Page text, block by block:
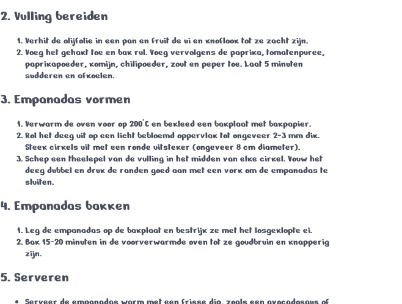
2. Vulling bereiden
Verhit de olijfolie in een pan en fruit de ui en knoflook tot ze zacht zijn.
Voeg het gehakt toe en bak rul. Voeg vervolgens de paprika, tomatenpuree,
paprikapoeder, komijn, chilipoeder, zout en peper toe. Laat 5 minuten
sudderen en afkoelen.
3. Empanadas vormen
Verwarm de oven voor op 200°C en bekleed een bakplaat met bakpapier.
Rol het deeg uit op een licht bebloemd oppervlak tot ongeveer 2-3 mm dik.
Steek cirkels uit met een ronde uitsteker (ongeveer 8 cm diameter).
Schep een theelepel van de vulling in het midden van elke cirkel. Vouw het
deeg dubbel en druk de randen goed aan met een vork om de empanadas te
sluiten.
4. Empanadas bakken
Leg de empanadas op de bakplaat en bestrijk ze met het losgeklopte ei.
Bak 15-20 minuten in de voorverwarmde oven tot ze goudbruin en knapperig
zijn.
5. Serveren